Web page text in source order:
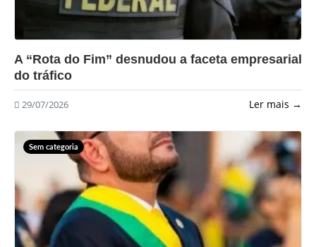
?>
A “Rota do Fim” desnudou a faceta empresarial
do tráfico
29/07/2026 Ler mais →
Sem categoria